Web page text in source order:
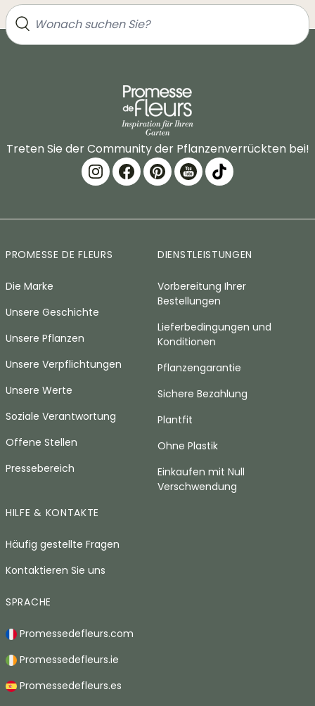
Treten Sie der Community der Pflanzenverrückten bei!
PROMESSE DE FLEURS
Die Marke
Unsere Geschichte
Unsere Pflanzen
Unsere Verpflichtungen
Unsere Werte
Soziale Verantwortung
Offene Stellen
Pressebereich
DIENSTLEISTUNGEN
Vorbereitung Ihrer
Bestellungen
Lieferbedingungen und
Konditionen
Pflanzengarantie
Sichere Bezahlung
Plantfit
Ohne Plastik
Einkaufen mit Null
Verschwendung
HILFE & KONTAKTE
Häufig gestellte Fragen
Kontaktieren Sie uns
SPRACHE
Promessedefleurs.com
Promessedefleurs.ie
Promessedefleurs.es